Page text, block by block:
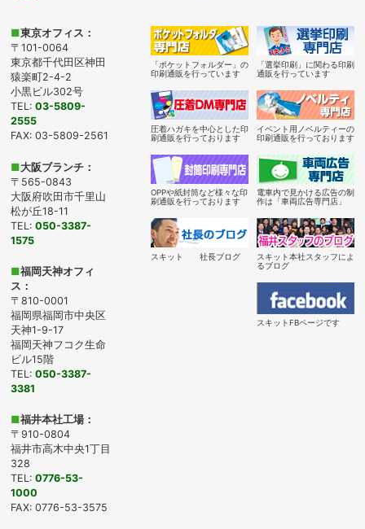
■東京オフィス：
〒101-0064
東京都千代田区神田
猿楽町2-4-2
小黒ビル302号
TEL:03-5809-
2555
FAX: 03-5809-2561
■大阪ブランチ：
〒565-0843
大阪府吹田市千里山
松が丘18-11
TEL:050-3387-
1575
■福岡天神オフィ
ス：
〒810-0001
福岡県福岡市中央区
天神1-9-17
福岡天神フコク生命
ビル15階
TEL:050-3387-
3381
■福井本社工場：
〒910-0804
福井市高木中央1丁目
328
TEL:0776-53-
1000
FAX: 0776-53-3575
「ポケットフォルダー」の
印刷通販を行っています
「選挙印刷」に関わる印刷
通販を行っています
圧着ハガキを中心とした印
刷通販を行っております
イベント用ノベルティーの
印刷通販を行っております
OPPや紙封筒など様々な印
刷通販を行っております
電車内で見かける広告の制
作は「車両広告専門店」
スキット 社長ブログ
スキット本社スタッフによ
るブログ
スキットFBページです